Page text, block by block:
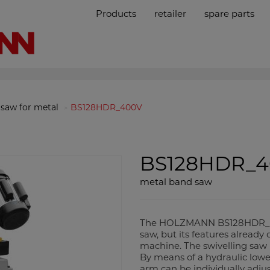
Products retailer spare parts
for metal BS128HDR_400V
metal band saw
The HOLZMANN
saw, but its features already
machine. The swivelling saw
By means of a hydraulic